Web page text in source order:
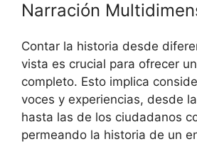
Narración
Contar la historia desde
vista es crucial para ofrecer
completo. Esto implica
voces y experiencias, desde
hasta las de los ciudadanos
permeando la historia de un